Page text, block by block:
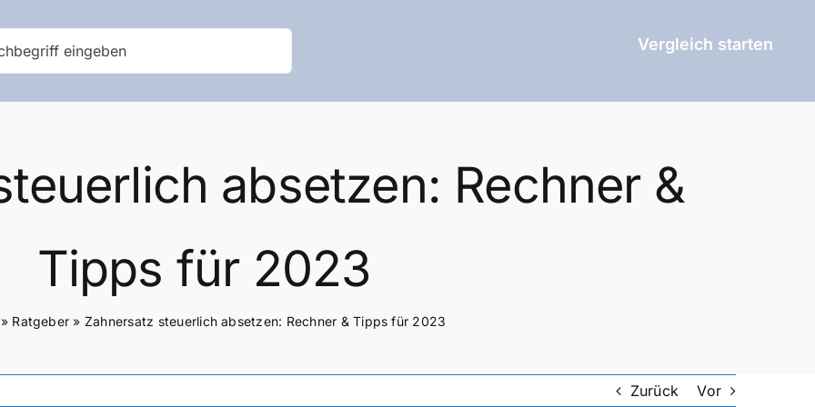
Vergleich starten
absetzen: Rechner &
Tipps für 2023
» Ratgeber » Zahnersatz steuerlich absetzen: Rechner & Tipps für 2023
Zurück Vor